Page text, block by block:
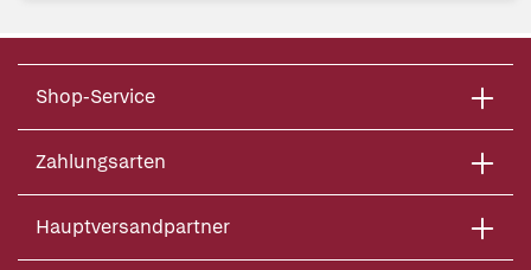
Shop-Service
Zahlungsarten
Hauptversandpartner